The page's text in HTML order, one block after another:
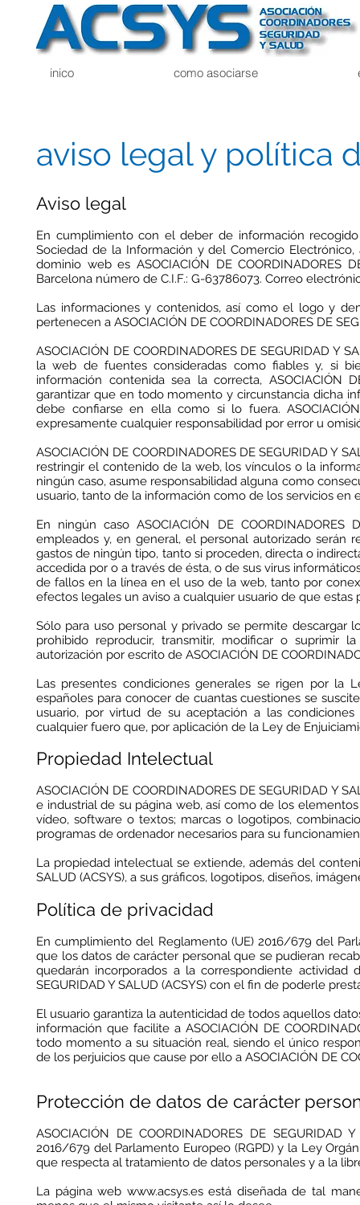
inico como asociarse
aviso legal y política
Aviso legal
En cumplimiento con el deber de información
Sociedad de la Información y del Comercio
dominio web es ASOCIACIÓN DE COORDINADORES
Barcelona número de C.I.F.: G-63786073. Correo
Las informaciones y contenidos, así como el logo y
pertenecen a ASOCIACIÓN DE COORDINADORES DE
ASOCIACIÓN DE COORDINADORES DE SEGURIDAD
la web de fuentes consideradas como fiables y, si
información contenida sea la correcta, ASOCIACIÓN
garantizar que en todo momento y circunstancia dicha
debe confiarse en ella como si lo fuera. ASOCIACIÓN
expresamente cualquier responsabilidad por error u
ASOCIACIÓN DE COORDINADORES DE SEGURIDAD Y
restringir el contenido de la web, los vínculos o la
ningún caso, asume responsabilidad alguna como
usuario, tanto de la información como de los servicios en
En ningún caso ASOCIACIÓN DE
empleados y, en general, el personal autorizado serán
gastos de ningún tipo, tanto si proceden, directa o
accedida por o a través de ésta, o de sus virus
de fallos en la línea en el uso de la web, tanto por
efectos legales un aviso a cualquier usuario de que
Sólo para uso personal y privado se permite descargar
prohibido reproducir, transmitir, modificar o suprimir
autorización por escrito de ASOCIACIÓN DE
Las presentes condiciones generales se rigen por la
españoles para conocer de cuantas cuestiones se
usuario, por virtud de su aceptación a las
cualquier fuero que, por aplicación de la Ley de
Propiedad Intelectual
ASOCIACIÓN DE COORDINADORES DE SEGURIDAD
e industrial de su página web, así como de los
vídeo, software o textos; marcas o logotipos,
programas de ordenador necesarios para su
La propiedad intelectual se extiende, además del
SALUD (ACSYS), a sus gráficos, logotipos, diseños,
Política de privacidad
En cumplimiento del Reglamento (UE) 2016/679 del
que los datos de carácter personal que se pudieran
quedarán incorporados a la correspondiente actividad
SEGURIDAD Y SALUD (ACSYS) con el fin de poderle
El usuario garantiza la autenticidad de todos aquellos
información que facilite a ASOCIACIÓN DE
todo momento a su situación real, siendo el único
de los perjuicios que cause por ello a ASOCIACIÓN DE
Protección de datos de carácter
ASOCIACIÓN DE COORDINADORES DE
2016/679 del Parlamento Europeo (RGPD) y la Ley
que respecta al tratamiento de datos personales y a la
La página web www.acsys.esestá diseñada de tal